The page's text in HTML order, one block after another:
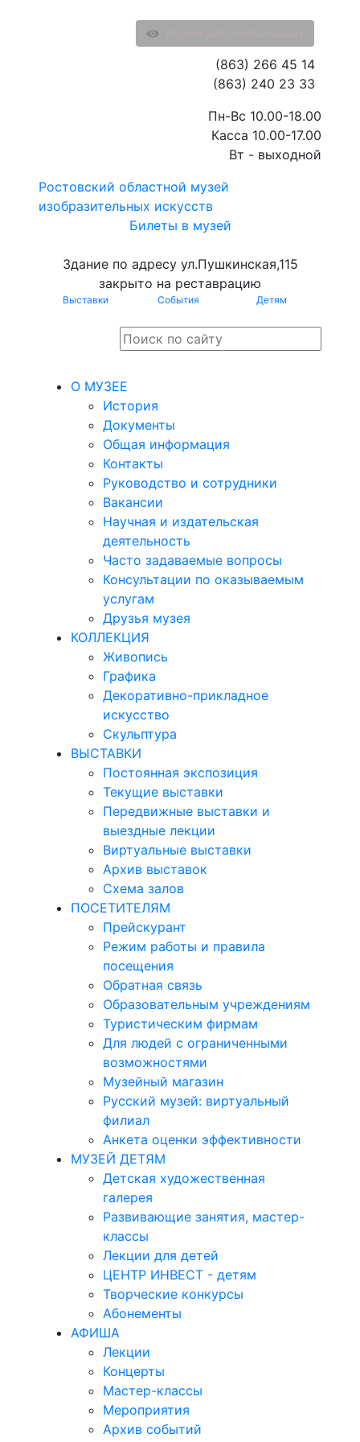
Ростовский областной музей
изобразительных искусств
Билеты в музей
Здание по адресу ул.Пушкинская,115
закрыто на реставрацию
Выставки События Детям
(863) 266 45 14
(863) 240 23 33
Пн-Вс 10.00-18.00
Касса 10.00-17.00
Вт - выходной
О МУЗЕЕ
История
Документы
Общая информация
Контакты
Руководство и сотрудники
Вакансии
Научная и издательская
деятельность
Часто задаваемые вопросы
Консультации по оказываемым
услугам
Друзья музея
КОЛЛЕКЦИЯ
Живопись
Графика
Декоративно-прикладное
искусство
Скульптура
ВЫСТАВКИ
Постоянная экспозиция
Текущие выставки
Передвижные выставки и
выездные лекции
Виртуальные выставки
Архив выставок
Схема залов
ПОСЕТИТЕЛЯМ
Прейскурант
Режим работы и правила
посещения
Обратная связь
Образовательным учреждениям
Туристическим фирмам
Для людей с ограниченными
возможностями
Музейный магазин
Русский музей: виртуальный
филиал
Анкета оценки эффективности
МУЗЕЙ ДЕТЯМ
Детская художественная
галерея
Развивающие занятия, мастер-
классы
Лекции для детей
ЦЕНТР ИНВЕСТ - детям
Творческие конкурсы
Абонементы
АФИША
Лекции
Концерты
Мастер-классы
Мероприятия
Архив событий